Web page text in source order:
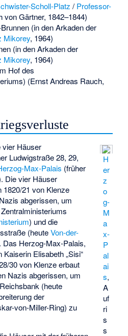
Scholl-Platz /Professor-
von Gärtner, 1842–1844)
(in den Arkaden der
Mikorey, 1964)
(in den Arkaden der
Mikorey, 1964)
Hof des
(Ernst Andreas Rauch,
H
er
z
o
g-
M
a
x-
P
al
ai
s,
A
uf
ri
s
s
vier Häuser
Ludwigstraße 28, 29,
Max-Palais (früher
Die vier Häuser
21 von Klenze
abgerissen, um
) und die
(heuteVon-der-
Das Herzog-Max-Palais,
Elisabeth „Sisi“
30 von Klenze erbaut
Nazis abgerissen, um
(heute
der
von-Miller-Ring) zu